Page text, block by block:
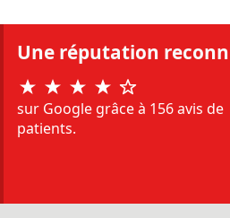
Une réputation
sur Google grâce à 156 avis de
patients.